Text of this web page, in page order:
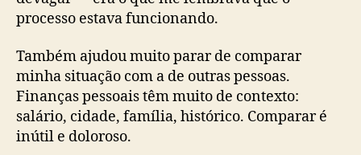
processo estava funcionando.
Também ajudou muito parar de comparar
minha situação com a de outras pessoas.
Finanças pessoais têm muito de contexto:
salário, cidade, família, histórico. Comparar é
inútil e doloroso.